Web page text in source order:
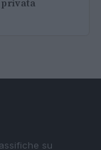
privata
su